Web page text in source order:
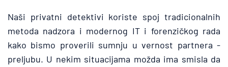
Naši privatni detektivi koriste spoj tradicionalnih
metoda nadzora i modernog IT i forenzičkog rada
kako bismo proverili sumnju u vernost partnera -
preljubu. U nekim situacijama možda ima smisla da